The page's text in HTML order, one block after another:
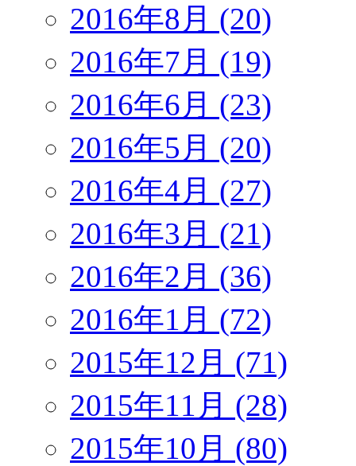
2016年8月 (20)
2016年7月 (19)
2016年6月 (23)
2016年5月 (20)
2016年4月 (27)
2016年3月 (21)
2016年2月 (36)
2016年1月 (72)
2015年12月 (71)
2015年11月 (28)
2015年10月 (80)